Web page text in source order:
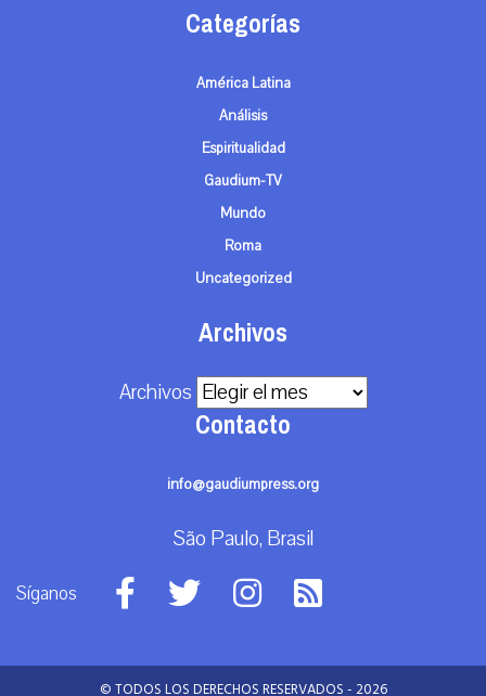
Categorías
América Latina
Análisis
Espiritualidad
Gaudium-TV
Mundo
Roma
Uncategorized
Archivos
Archivos
Contacto
info@gaudiumpress.org
São Paulo, Brasil
Síganos
© TODOS LOS DERECHOS RESERVADOS - 2026